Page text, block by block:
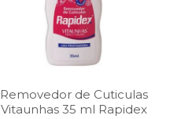
Removedor de Cuticulas
Vitaunhas 35 ml Rapidex